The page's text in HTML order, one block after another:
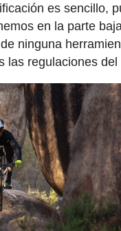
es sencillo,
en la parte
ninguna
las regulaciones del